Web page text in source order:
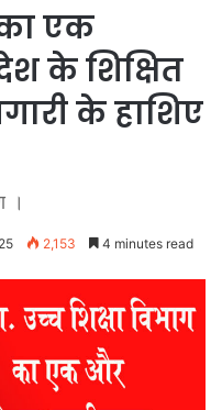
का एक
के शिक्षित
के हाशिए
।
2,153 4 minutes read